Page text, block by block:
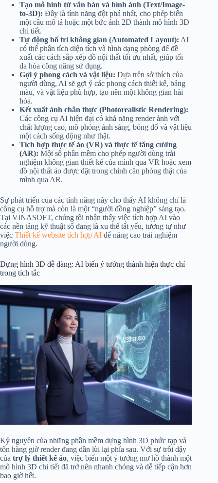
Tạo mô hình từ văn bản và hình ảnh (Text/Image-
to-3D): Đây là tính năng đột phá nhất, cho phép biến
một câu mô tả hoặc một bức ảnh 2D thành mô hình 3D
chi tiết.
Tự động bố trí không gian (Automated Layout): AI
có thể phân tích diện tích và hình dạng phòng để đề
xuất các cách sắp xếp đồ nội thất tối ưu nhất, giúp tối
đa hóa công năng sử dụng.
Gợi ý phong cách và vật liệu: Dựa trên sở thích của
người dùng, AI sẽ gợi ý các phong cách thiết kế, bảng
màu, và vật liệu phù hợp, tạo nên một không gian hài
hòa.
Kết xuất ảnh chân thực (Photorealistic Rendering):
Các công cụ AI hiện đại có khả năng render ảnh với
chất lượng cao, mô phỏng ánh sáng, bóng đổ và vật liệu
một cách sống động như thật.
Tích hợp thực tế ảo (VR) và thực tế tăng cường
(AR): Một số phần mềm cho phép người dùng trải
nghiệm không gian thiết kế của mình qua VR hoặc xem
đồ nội thất ảo được đặt trong chính căn phòng thật của
mình qua AR.
Sự phát triển của các tính năng này cho thấy AI không chỉ là
công cụ hỗ trợ mà còn là một “người đồng nghiệp” sáng tạo.
Tại VINASOFT, chúng tôi nhận thấy việc tích hợp AI vào
các nền tảng kỹ thuật số đang là xu thế tất yếu, tương tự như
việc Thiết kế website tích hợp AI để nâng cao trải nghiệm
người dùng.
Dựng hình 3D dễ dàng: AI biến ý tưởng thành hiện thực chỉ
trong tích tắc
Kỷ nguyên của những phần mềm dựng hình 3D phức tạp và
tốn hàng giờ render đang dần lùi lại phía sau. Với sự trỗi dậy
của trợ lý thiết kế ảo, việc biến một ý tưởng mơ hồ thành một
mô hình 3D chi tiết đã trở nên nhanh chóng và dễ tiếp cận hơn
bao giờ hết.